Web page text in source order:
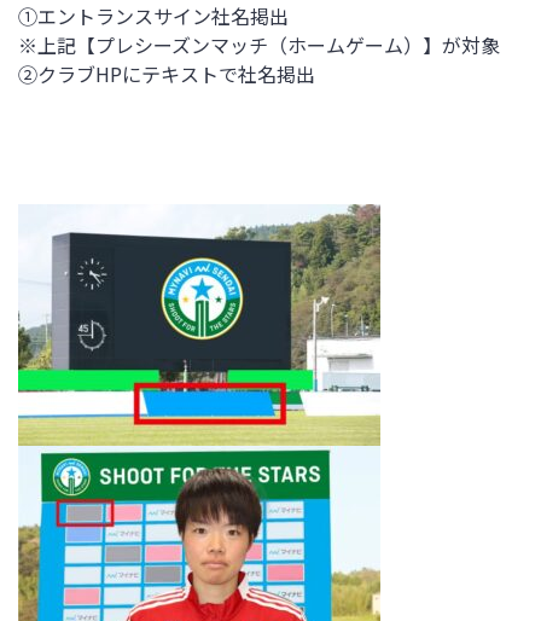
①エントランスサイン社名掲出
※上記【プレシーズンマッチ（ホームゲーム）】が対象
②クラブHPにテキストで社名掲出